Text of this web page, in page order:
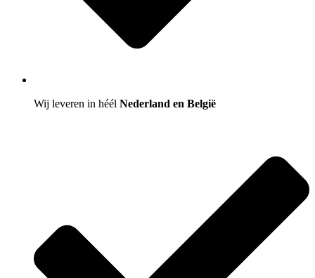
Wij leveren in héél Nederland en België